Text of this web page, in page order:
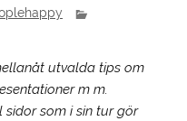
utvalda tips om
m m.
som i sin tur gör